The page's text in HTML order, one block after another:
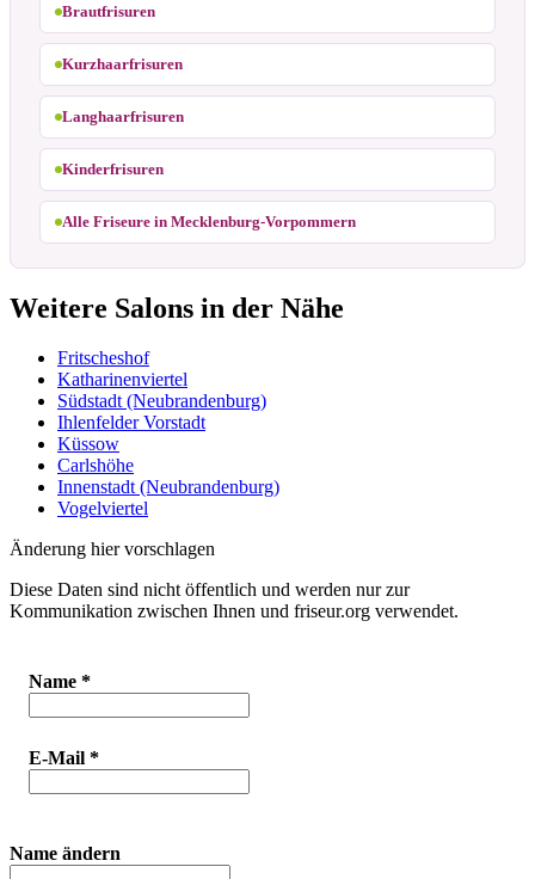
Brautfrisuren
Kurzhaarfrisuren
Langhaarfrisuren
Kinderfrisuren
Alle Friseure in Mecklenburg-Vorpommern
Weitere Salons in der Nähe
Fritscheshof
Katharinenviertel
Südstadt (Neubrandenburg)
Ihlenfelder Vorstadt
Küssow
Carlshöhe
Innenstadt (Neubrandenburg)
Vogelviertel
Änderung hier vorschlagen
Diese Daten sind nicht öffentlich und werden nur zur
Kommunikation zwischen Ihnen und friseur.org verwendet.
Name *
E-Mail *
Name ändern